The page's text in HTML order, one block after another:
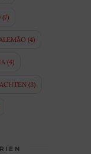
(7)
(4)
(4)
(3)